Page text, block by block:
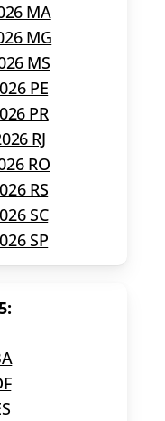
MA
MG
MS
PE
PR
RJ
RO
RS
SC
SP